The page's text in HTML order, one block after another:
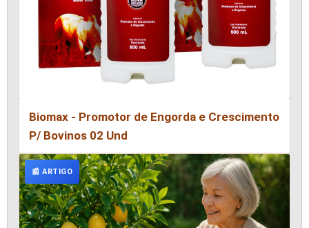
Biomax - Promotor de Engorda e Crescimento
P/ Bovinos 02 Und
📰 ARTIGO